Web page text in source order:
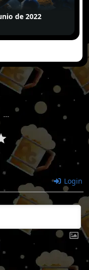
de 2022
Login